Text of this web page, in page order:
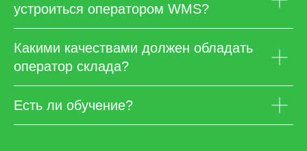
устроиться оператором WMS?
Какими качествами должен обладать
оператор склада?
Есть ли обучение?